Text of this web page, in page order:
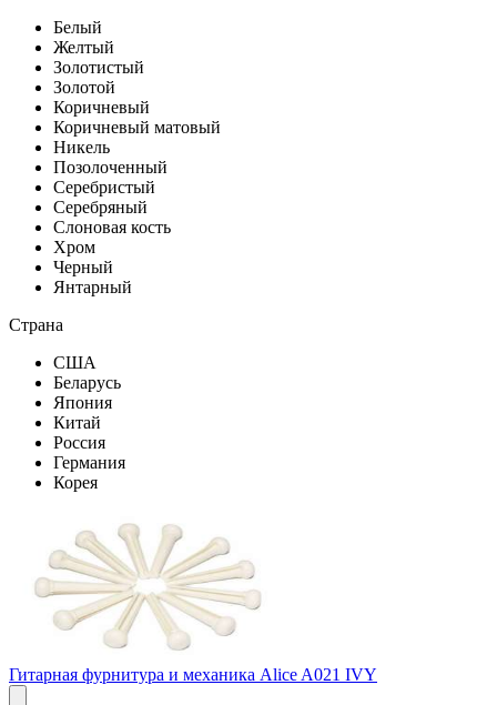
Белый
Желтый
Золотистый
Золотой
Коричневый
Коричневый матовый
Никель
Позолоченный
Серебристый
Серебряный
Слоновая кость
Хром
Черный
Янтарный
Страна
США
Беларусь
Япония
Китай
Россия
Германия
Корея
Гитарная фурнитура и механика Alice A021 IVY